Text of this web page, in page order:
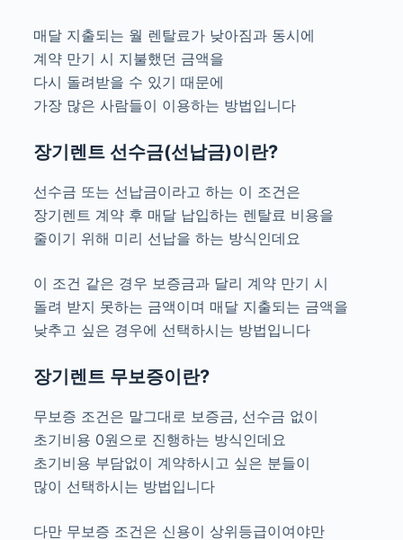
매달 지출되는 월 렌탈료가 낮아짐과 동시에
계약 만기 시 지불했던 금액을
다시 돌려받을 수 있기 때문에
가장 많은 사람들이 이용하는 방법입니다
장기렌트 선수금(선납금)이란?
선수금 또는 선납금이라고 하는 이 조건은
장기렌트 계약 후 매달 납입하는 렌탈료 비용을
줄이기 위해 미리 선납을 하는 방식인데요
이 조건 같은 경우 보증금과 달리 계약 만기 시
돌려 받지 못하는 금액이며 매달 지출되는 금액을
낮추고 싶은 경우에 선택하시는 방법입니다
장기렌트 무보증이란?
무보증 조건은 말그대로 보증금, 선수금 없이
초기비용 0원으로 진행하는 방식인데요
초기비용 부담없이 계약하시고 싶은 분들이
많이 선택하시는 방법입니다
다만 무보증 조건은 신용이 상위등급이여야만